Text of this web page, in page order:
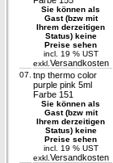
Sie können als
Gast (bzw mit
Ihrem derzeitigen
Status) keine
Preise sehen
incl. 19 % UST
exkl. Versandkosten
07. tnp thermo color
purple pink 5ml
Farbe 151
Sie können als
Gast (bzw mit
Ihrem derzeitigen
Status) keine
Preise sehen
incl. 19 % UST
exkl. Versandkosten